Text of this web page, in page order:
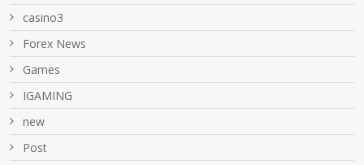
casino3
Forex News
Games
IGAMING
new
Post